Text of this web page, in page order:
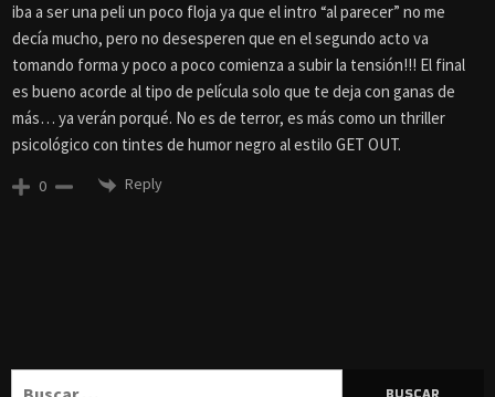
iba a ser una peli un poco floja ya que el intro “al parecer” no me
decía mucho, pero no desesperen que en el segundo acto va
tomando forma y poco a poco comienza a subir la tensión!!! El final
es bueno acorde al tipo de película solo que te deja con ganas de
más… ya verán porqué. No es de terror, es más como un thriller
psicológico con tintes de humor negro al estilo GET OUT.
0 Reply